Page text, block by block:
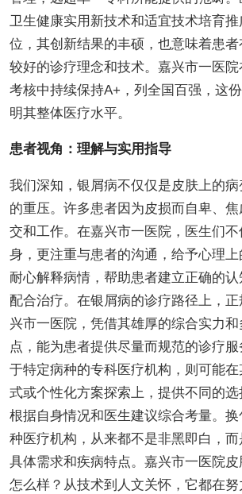
卫生健康实用新技术和适宜技术培育
位，其创新结果的丰硕，也意味着患
较好的诊疗理念和技术。嘉兴市一医
考核中持续保持A+，列全国百强，这
明其整体医疗水平。
患者视角：理解与实用指导
我们深知，银屑病不仅仅是皮肤上的
的重压。许多患者因为皮损而自卑、
交和工作。在嘉兴市一医院，医生们
身，更注重与患者的沟通，给予心理
耐心解释病情，帮助患者建立正确的
配合治疗。在银屑病的诊疗路径上，
兴市一医院，凭借其雄厚的综合实力
点，能为患者提供尽量而规范的诊疗
于特定病种的专科医疗机构，则可能
式或个性化方案探索上，提供不同的
根据自身情况和医生建议综合考量。
种医疗机构，从来都不是非黑即白，
具体需求和疾病特点。嘉兴市一医院
怎么样？从技术到人文关怀，它都在努